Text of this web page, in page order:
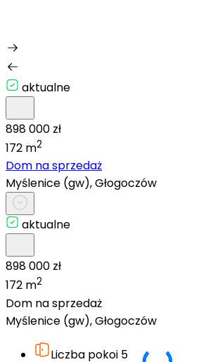
aktualne
898 000 zł
172 m2
Dom na sprzedaż
Myślenice (gw), Głogoczów
aktualne
898 000 zł
172 m2
Dom na sprzedaż
Myślenice (gw), Głogoczów
Liczba pokoi 5